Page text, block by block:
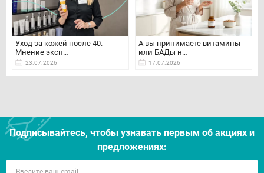
Уход за кожей после 40.
Мнение эксп…
23.07.2026
А вы принимаете витамины
или БАДы н…
17.07.2026
Подписывайтесь, чтобы узнавать первым об акцияx и
предложениях: